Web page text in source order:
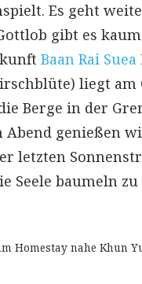
Es geht
gibt es
Baan Rai
liegt am
Berge in der
Abend genießen
letzten
Seele baumeln zu
Homestay nahe Khun